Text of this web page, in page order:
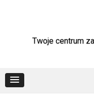
Twoje centrum